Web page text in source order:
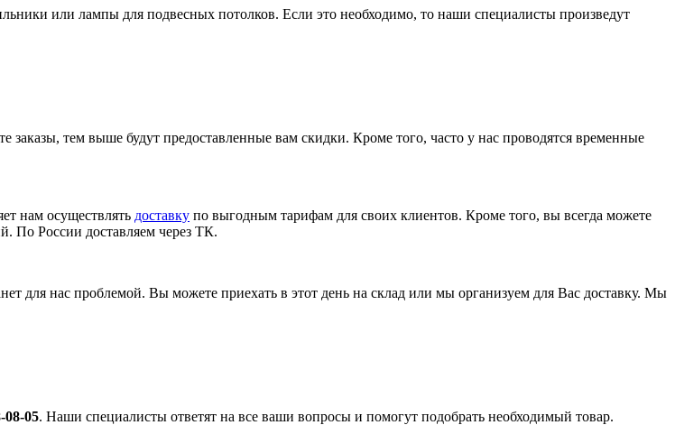
или лампы для подвесных потолков. Если это необходимо, то наши специалисты произведут
заказы, тем выше будут предоставленные вам скидки. Кроме того, часто у нас проводятся временные
нам осуществлять доставку по выгодным тарифам для своих клиентов. Кроме того, вы всегда можете
По России доставляем через ТК.
для нас проблемой. Вы можете приехать в этот день на склад или мы организуем для Вас доставку. Мы
08-05. Наши специалисты ответят на все ваши вопросы и помогут подобрать необходимый товар.